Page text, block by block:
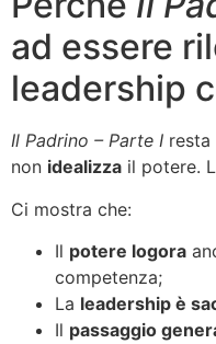
ad essere
leadership
Il Padrino – Parte I
non idealizza il potere.
Ci mostra che:
Il potere logora
competenza;
La leadership è
Il passaggio